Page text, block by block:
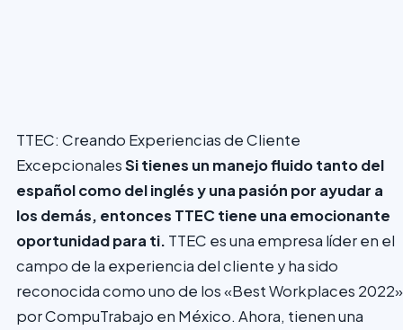
TTEC: Creando Experiencias de Cliente
ExcepcionalesSi tienes un manejo fluido tanto del
español como del inglés y una pasión por ayudar a
los demás, entonces TTEC tiene una emocionante
oportunidad para ti. TTEC es una empresa líder en el
campo de la experiencia del cliente y ha sido
reconocida como uno de los «Best Workplaces 2022»
por CompuTrabajo en México. Ahora, tienen una